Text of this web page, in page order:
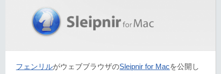
フェンリルがウェブブラウザのSleipnir for Macを公開し